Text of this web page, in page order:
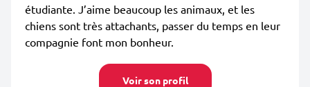
étudiante. J’aime beaucoup les animaux, et les
chiens sont très attachants, passer du temps en leur
compagnie font mon bonheur.
Voir son profil